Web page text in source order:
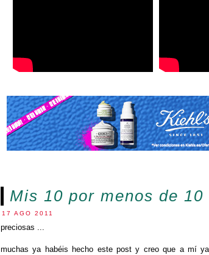
Mis 10 por menos de 10
17 AGO 2011
preciosas ...
muchas ya habéis hecho este post y creo que a mí